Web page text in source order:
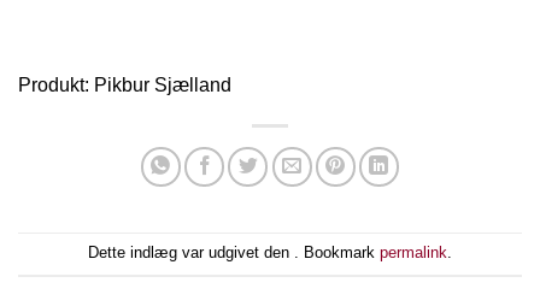
Produkt: Pikbur Sjælland
Dette indlæg var udgivet den . Bookmark permalink